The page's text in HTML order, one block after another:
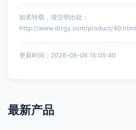
如若转载，请注明出处：
http://www.dtrgy.com/product/40.html
更新时间：2026-08-08 15:05:40
最新产品